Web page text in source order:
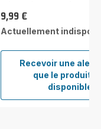
Recevoir une
que le produit
disponible
Filtre
Prix
9,99 €
Actuellement